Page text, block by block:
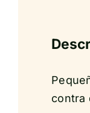
contra